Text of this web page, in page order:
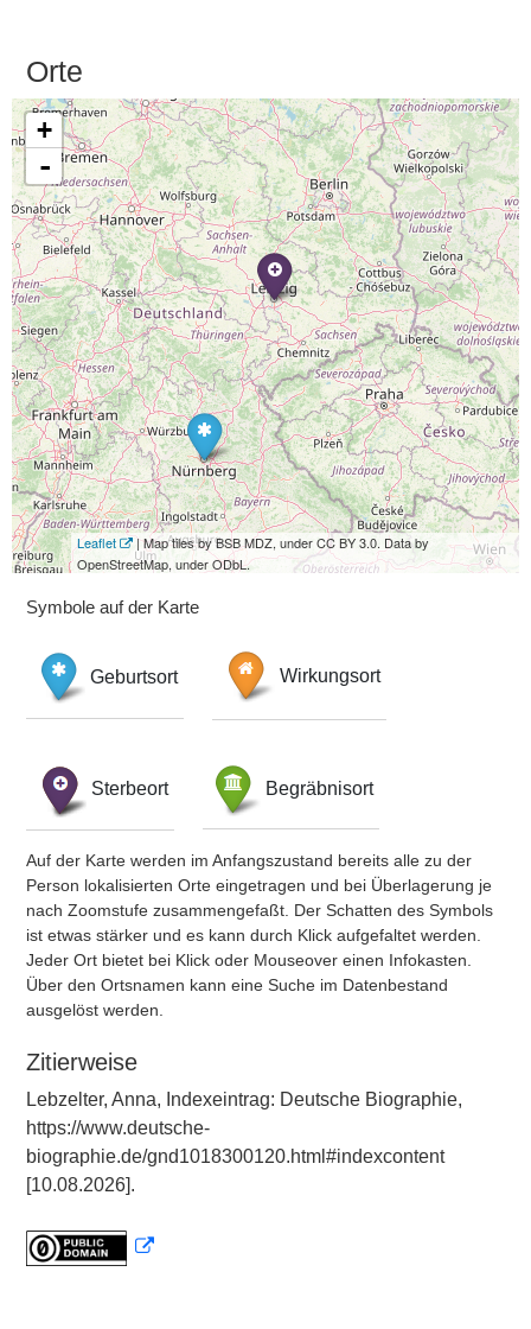
Orte
+
-
Leaflet
| Map tiles by BSB MDZ, under CC BY 3.0. Data by
OpenStreetMap, under ODbL.
Symbole auf der Karte
Geburtsort Wirkungsort
Sterbeort Begräbnisort
Auf der Karte werden im Anfangszustand bereits alle zu der
Person lokalisierten Orte eingetragen und bei Überlagerung je
nach Zoomstufe zusammengefaßt. Der Schatten des Symbols
ist etwas stärker und es kann durch Klick aufgefaltet werden.
Jeder Ort bietet bei Klick oder Mouseover einen Infokasten.
Über den Ortsnamen kann eine Suche im Datenbestand
ausgelöst werden.
Zitierweise
Lebzelter, Anna, Indexeintrag: Deutsche Biographie,
https://www.deutsche-
biographie.de/gnd1018300120.html#indexcontent
[10.08.2026].